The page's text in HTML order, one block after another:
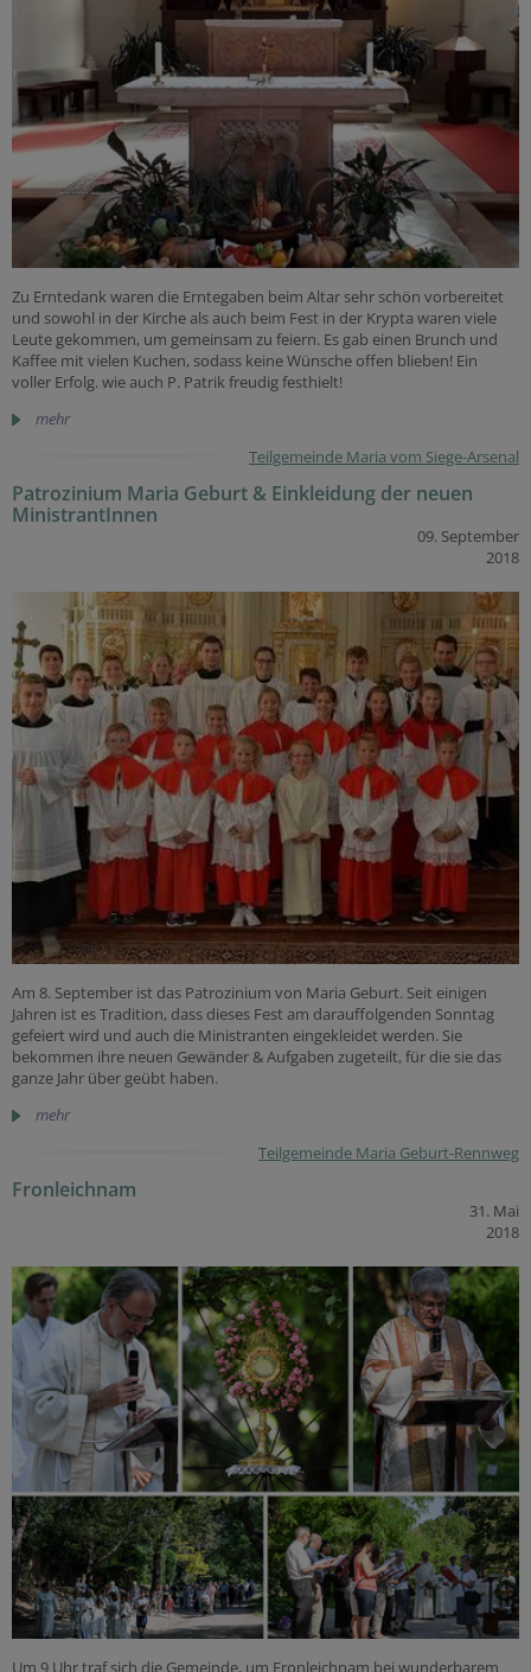
Zu Erntedank waren die Erntegaben beim Altar sehr schön vorbereitet
und sowohl in der Kirche als auch beim Fest in der Krypta waren viele
Leute gekommen, um gemeinsam zu feiern. Es gab einen Brunch und
Kaffee mit vielen Kuchen, sodass keine Wünsche offen blieben! Ein
voller Erfolg. wie auch P. Patrik freudig festhielt!
mehr
Teilgemeinde Maria vom Siege-Arsenal
Patrozinium Maria Geburt & Einkleidung der neuen
MinistrantInnen
09. September
2018
Am 8. September ist das Patrozinium von Maria Geburt. Seit einigen
Jahren ist es Tradition, dass dieses Fest am darauffolgenden Sonntag
gefeiert wird und auch die Ministranten eingekleidet werden. Sie
bekommen ihre neuen Gewänder & Aufgaben zugeteilt, für die sie das
ganze Jahr über geübt haben.
mehr
Teilgemeinde Maria Geburt-Rennweg
Fronleichnam
31. Mai
2018
Um 9 Uhr traf sich die Gemeinde, um Fronleichnam bei wunderbarem